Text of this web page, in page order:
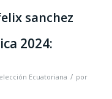
sanchez
2024:
Ecuatoriana / por